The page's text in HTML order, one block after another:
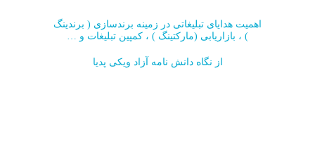
اهمیت هدایای تبلیغاتی در زمینه برندسازی ( برندینگ
) ، بازاریابی (مارکتینگ ) ، کمپین تبلیغات و …
از نگاه دانش نامه آزاد ویکی پدیا